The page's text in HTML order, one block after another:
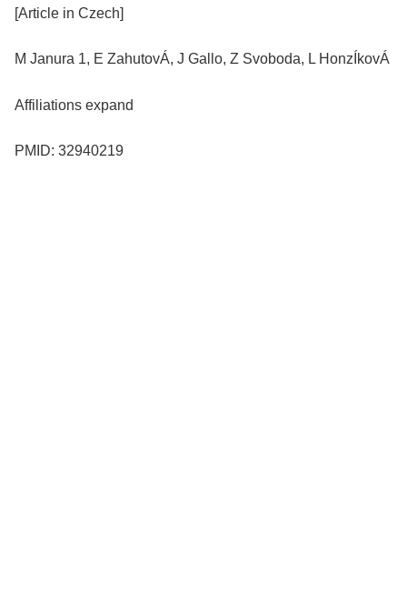
[Article in Czech]
M Janura 1, E ZahutovÁ, J Gallo, Z Svoboda, L HonzÍkovÁ
Affiliations expand
PMID: 32940219